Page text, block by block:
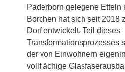
Paderborn gelegene Etteln
Borchen hat sich seit 2018
Dorf entwickelt. Teil dieses
Transformationsprozesses
der von Einwohnern
vollflächige